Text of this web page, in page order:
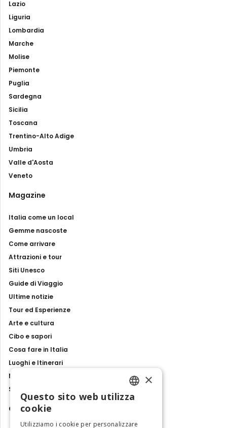
Lazio
Liguria
Lombardia
Marche
Molise
Piemonte
Puglia
Sardegna
Sicilia
Toscana
Trentino-Alto Adige
Umbria
Valle d'Aosta
Veneto
Magazine
Italia come un local
Gemme nascoste
Come arrivare
Attrazioni e tour
Siti Unesco
Guide di Viaggio
Ultime notizie
Tour ed Esperienze
Arte e cultura
Cibo e sapori
Cosa fare in Italia
Luoghi e Itinerari
Mostre, eventi e spettacoli
Storie e tradizioni
Contatti
ENGLISH
ITALIAN
×
Questo sito web utilizza
cookie
Utilizziamo i cookie per personalizzare